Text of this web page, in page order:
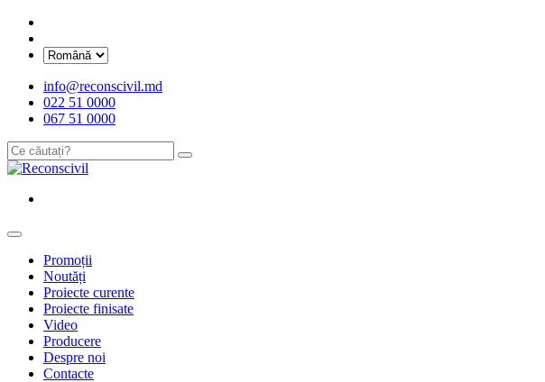
info@reconscivil.md
022 51 0000
067 51 0000
Promoții
Noutăți
Proiecte curente
Proiecte finisate
Video
Producere
Despre noi
Contacte